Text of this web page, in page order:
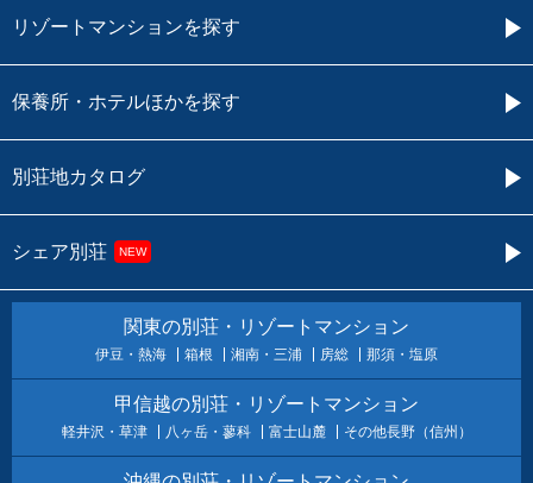
リゾートマンションを探す
保養所・ホテルほかを探す
別荘地カタログ
シェア別荘 NEW
関東の別荘・リゾートマンション
伊豆・熱海 箱根 湘南・三浦 房総 那須・塩原
甲信越の別荘・リゾートマンション
軽井沢・草津 八ヶ岳・蓼科 富士山麓 その他長野（信州）